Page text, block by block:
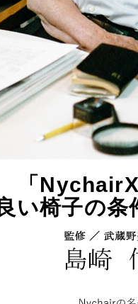
「
良い椅子の